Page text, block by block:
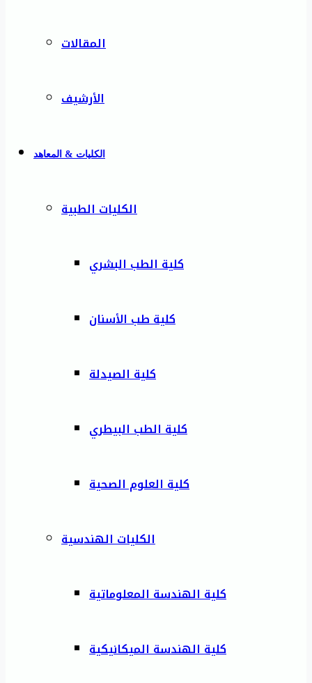
المقالات
الأرشيف
الكليات & المعاهد
الكليات الطبية
كلية الطب البشري
كلية طب الأسنان
كلية الصيدلة
كلية الطب البيطري
كلية العلوم الصحية
الكليات الهندسية
كلية الهندسة المعلوماتية
كلية الهندسة الميكانيكية